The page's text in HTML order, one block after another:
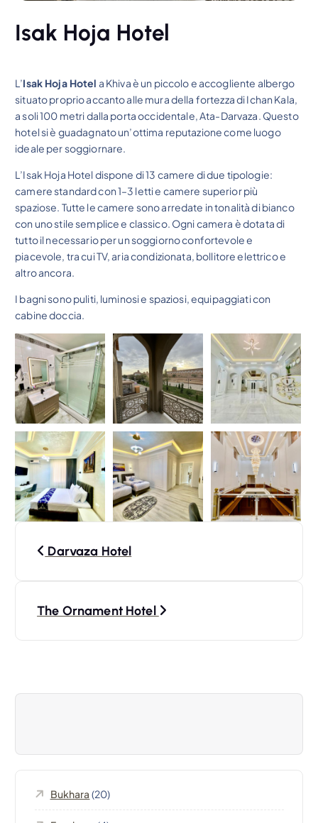
Isak Hoja Hotel
L’Isak Hoja Hotel a Khiva è un piccolo e accogliente albergo
situato proprio accanto alle mura della fortezza di Ichan Kala,
a soli 100 metri dalla porta occidentale, Ata-Darvaza. Questo
hotel si è guadagnato un’ottima reputazione come luogo
ideale per soggiornare.
L’Isak Hoja Hotel dispone di 13 camere di due tipologie:
camere standard con 1–3 letti e camere superior più
spaziose. Tutte le camere sono arredate in tonalità di bianco
con uno stile semplice e classico. Ogni camera è dotata di
tutto il necessario per un soggiorno confortevole e
piacevole, tra cui TV, aria condizionata, bollitore elettrico e
altro ancora.
I bagni sono puliti, luminosi e spaziosi, equipaggiati con
cabine doccia.
z
Darvaza Hotel
The Ornament Hotel
Bukhara (20)